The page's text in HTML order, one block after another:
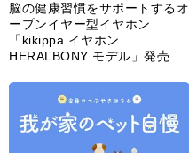
脳の健康習慣をサポートするオ
ープンイヤー型イヤホン
「kikippa イヤホン
HERALBONY モデル」発売